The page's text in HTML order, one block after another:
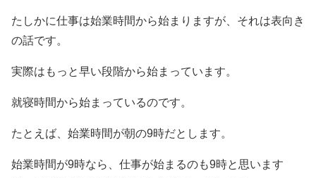
たしかに仕事は始業時間から始まりますが、それは表向き
の話です。
実際はもっと早い段階から始まっています。
就寝時間から始まっているのです。
たとえば、始業時間が朝の9時だとします。
始業時間が9時なら、仕事が始まるのも9時と思います